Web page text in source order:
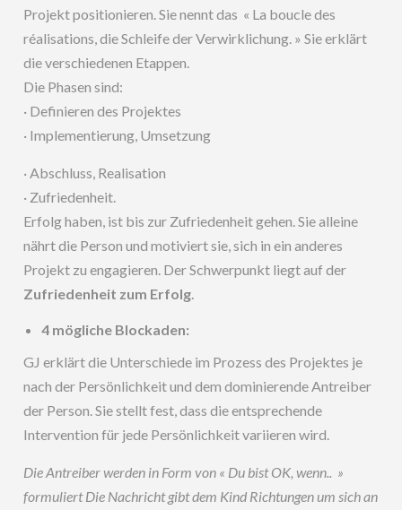
Projekt positionieren. Sie nennt das « La boucle des
réalisations, die Schleife der Verwirklichung. » Sie erklärt
die verschiedenen Etappen.
Die Phasen sind:
· Definieren des Projektes
· Implementierung, Umsetzung
· Abschluss, Realisation
· Zufriedenheit.
Erfolg haben, ist bis zur Zufriedenheit gehen. Sie alleine
nährt die Person und motiviert sie, sich in ein anderes
Projekt zu engagieren. Der Schwerpunkt liegt auf der
Zufriedenheit zum Erfolg.
4 mögliche Blockaden:
GJ erklärt die Unterschiede im Prozess des Projektes je
nach der Persönlichkeit und dem dominierende Antreiber
der Person. Sie stellt fest, dass die entsprechende
Intervention für jede Persönlichkeit variieren wird.
Die Antreiber werden in Form von « Du bist OK, wenn.. »
formuliert Die Nachricht gibt dem Kind Richtungen um sich an